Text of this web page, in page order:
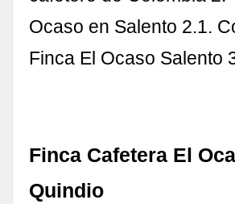
Ocaso en Salento 2.1.
Finca El Ocaso Salento
Finca Cafetera El
Quindio